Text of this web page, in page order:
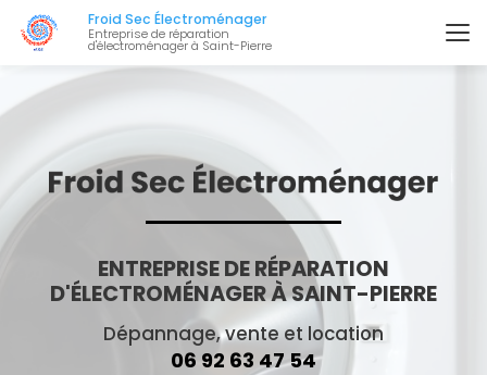
contenu
Froid Sec Électroménager
Entreprise de réparation
d'électroménager à Saint-Pierre
ENTREPRISE DE RÉPARATION
D'ÉLECTROMÉNAGER À SAINT-PIERRE
Dépannage, vente et location
06 92 63 47 54